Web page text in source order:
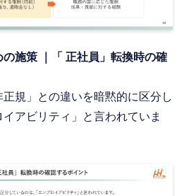
施策 ｜「 正社員」転換時の確
規」との違いを暗黙的に区分し
アビリティ」と言われていま